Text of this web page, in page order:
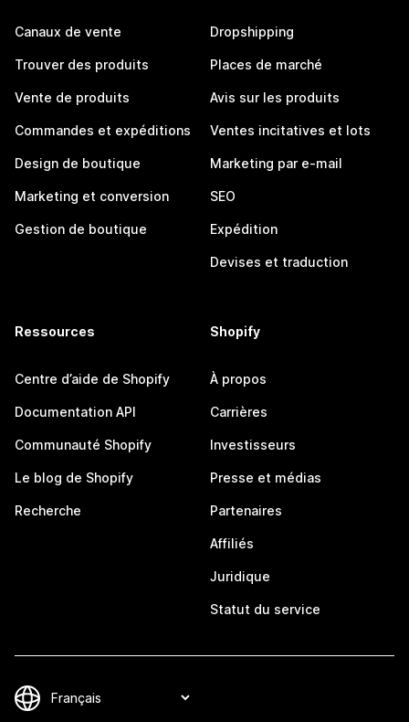
Canaux de vente
Trouver des produits
Vente de produits
Commandes et expéditions
Design de boutique
Marketing et conversion
Gestion de boutique
Dropshipping
Places de marché
Avis sur les produits
Ventes incitatives et lots
Marketing par e-mail
SEO
Expédition
Devises et traduction
Ressources
Centre d’aide de Shopify
Documentation API
Communauté Shopify
Le blog de Shopify
Recherche
Shopify
À propos
Carrières
Investisseurs
Presse et médias
Partenaires
Affiliés
Juridique
Statut du service